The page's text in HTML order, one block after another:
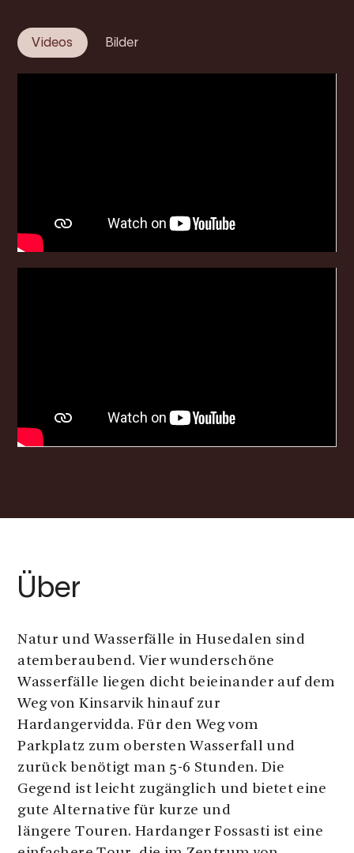
Videos Bilder
Über
Natur und Wasserfälle in Husedalen sind
atemberaubend. Vier wunderschöne
Wasserfälle liegen dicht beieinander auf dem
Weg von Kinsarvik hinauf zur
Hardangervidda. Für den Weg vom
Parkplatz zum obersten Wasserfall und
zurück benötigt man 5-6 Stunden. Die
Gegend ist leicht zugänglich und bietet eine
gute Alternative für kurze und
längere Touren. Hardanger Fossasti ist eine